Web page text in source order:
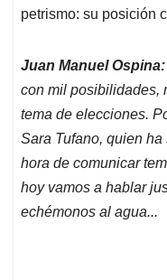
petrismo: su posición
Juan Manuel Ospina:
con mil posibilidades,
tema de elecciones.
Sara Tufano, quien
hora de comunicar
hoy vamos a hablar
echémonos al agua...